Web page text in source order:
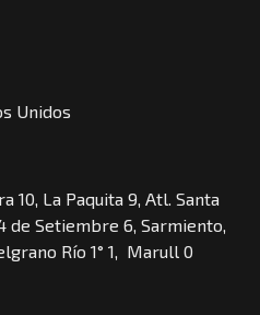
Unidos
10, La Paquita 9, Atl. Santa
de Setiembre 6, Sarmiento,
Río 1° 1, Marull 0